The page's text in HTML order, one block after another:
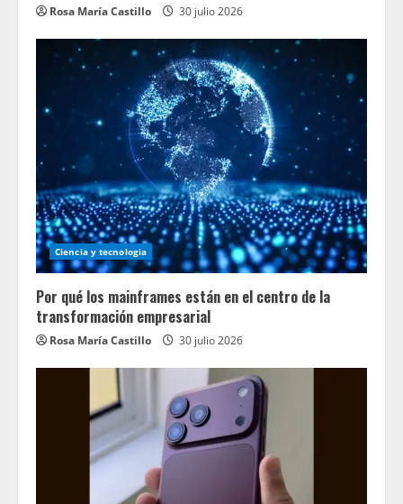
Rosa María Castillo 30 julio 2026
Ciencia y tecnologia
Por qué los mainframes están en el centro de la
transformación empresarial
Rosa María Castillo 30 julio 2026